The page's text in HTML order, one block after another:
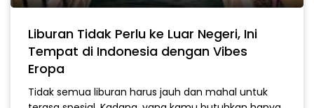
Liburan Tidak Perlu ke Luar Negeri, Ini
Tempat di Indonesia dengan Vibes
Eropa
Tidak semua liburan harus jauh dan mahal untuk